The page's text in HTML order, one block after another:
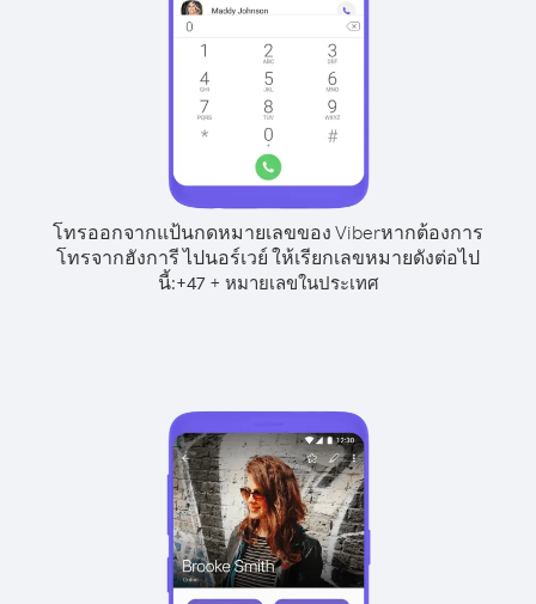
โทรออกจากแป้นกดหมายเลขของ Viberหากต้องการ
โทรจากฮังการี ไปนอร์เวย์ ให้เรียกเลขหมายดังต่อไป
นี้:+47+ หมายเลขในประเทศ